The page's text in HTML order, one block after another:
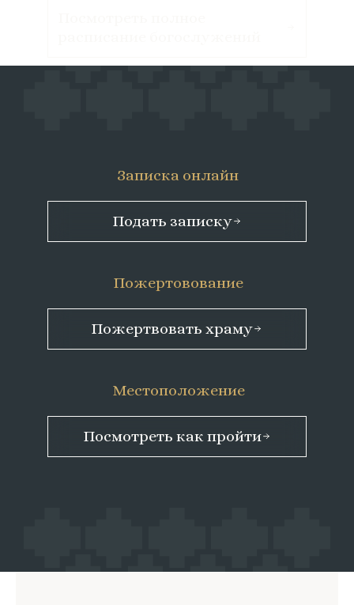
Посмотреть как пройти
Пожертвовать храму
Подать записку
Местоположение
Пожертовование
Записка онлайн